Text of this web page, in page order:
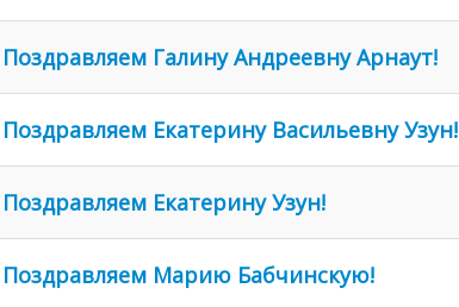
Поздравляем Галину Андреевну Арнаут!
Поздравляем Екатерину Васильевну Узун!
Поздравляем Екатерину Узун!
Поздравляем Марию Бабчинскую!